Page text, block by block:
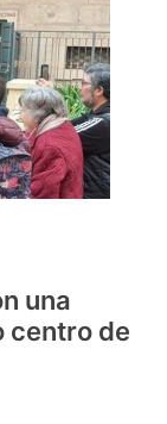
una
centro de